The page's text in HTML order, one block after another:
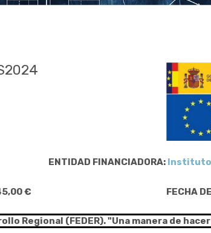
ENTIDAD FINANCIADORA: Instituto
€ FECHA
Regional (FEDER). "Una manera de